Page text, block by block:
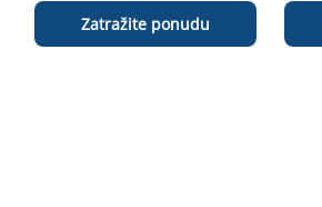
Zatražite ponudu